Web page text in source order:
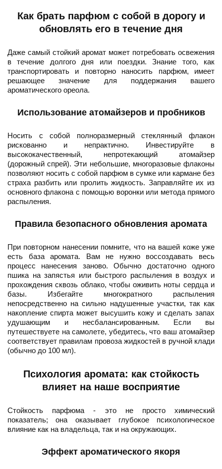
Как брать парфюм с собой в дорогу и
обновлять его в течение дня
Даже самый стойкий аромат может потребовать освежения
в течение долгого дня или поездки. Знание того, как
транспортировать и повторно наносить парфюм, имеет
решающее значение для поддержания вашего
ароматического ореола.
Использование атомайзеров и пробников
Носить с собой полноразмерный стеклянный флакон
рискованно и непрактично. Инвестируйте в
высококачественный, непротекающий атомайзер
(дорожный спрей). Эти небольшие, многоразовые флаконы
позволяют носить с собой парфюм в сумке или кармане без
страха разбить или пролить жидкость. Заправляйте их из
основного флакона с помощью воронки или метода прямого
распыления.
Правила безопасного обновления аромата
При повторном нанесении помните, что на вашей коже уже
есть база аромата. Вам не нужно воссоздавать весь
процесс нанесения заново. Обычно достаточно одного
пшика на запястья или быстрого распыления в воздух и
прохождения сквозь облако, чтобы оживить ноты сердца и
базы. Избегайте многократного распыления
непосредственно на сильно надушенные участки, так как
накопление спирта может высушить кожу и сделать запах
удушающим и несбалансированным. Если вы
путешествуете на самолете, убедитесь, что ваш атомайзер
соответствует правилам провоза жидкостей в ручной клади
(обычно до 100 мл).
Психология аромата: как стойкость
влияет на наше восприятие
Стойкость парфюма - это не просто химический
показатель; она оказывает глубокое психологическое
влияние как на владельца, так и на окружающих.
Эффект ароматического якоря